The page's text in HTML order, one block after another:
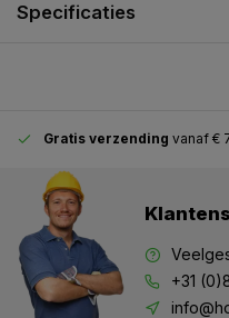
Specificaties
Gratis verzending vanaf €
+31